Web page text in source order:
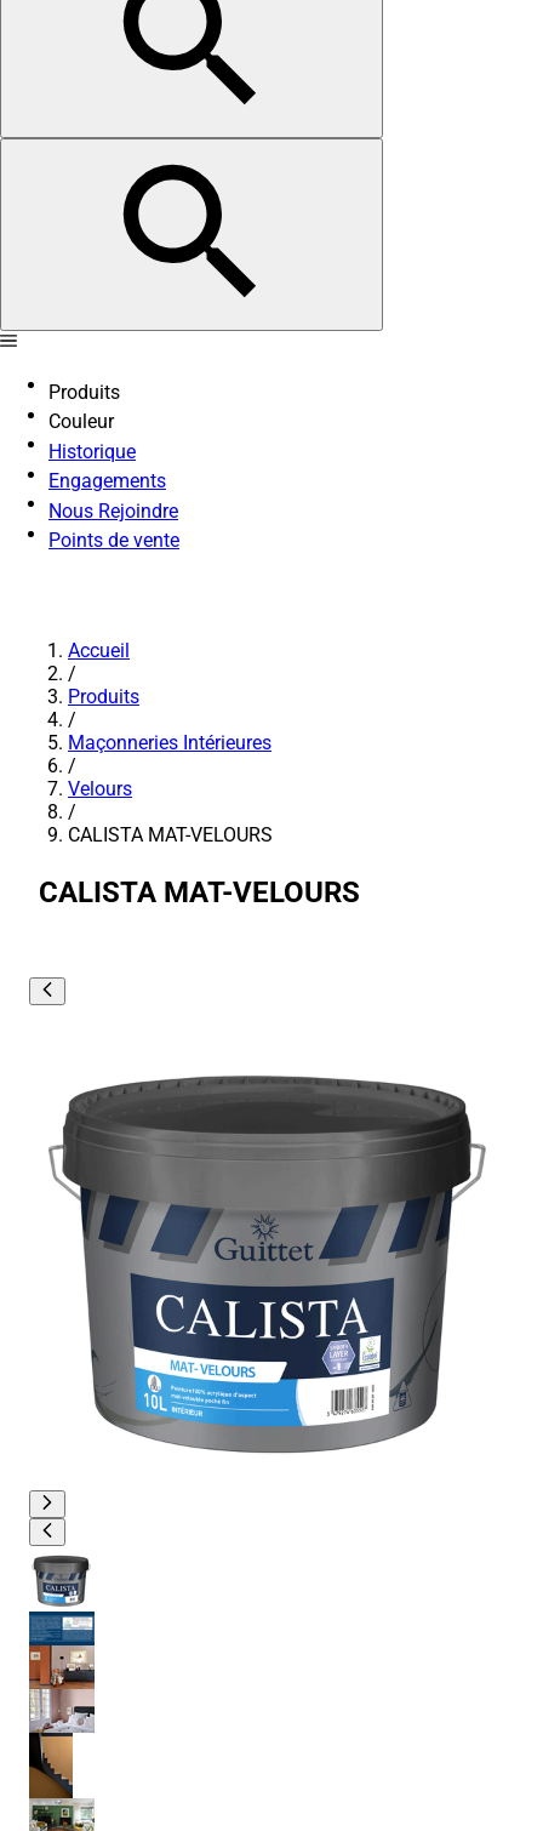
Produits
Couleur
Historique
Engagements
Nous Rejoindre
Points de vente
Accueil
/
Produits
/
Maçonneries Intérieures
/
Velours
/
CALISTA MAT-VELOURS
CALISTA MAT-VELOURS